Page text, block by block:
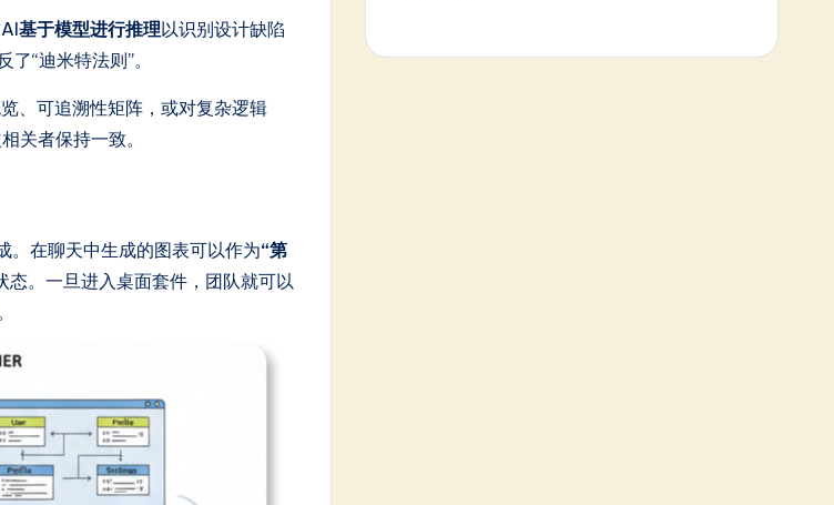
基于模型进行推理以识别设计缺陷
“迪米特法则”。
、可追溯性矩阵，或对复杂逻辑
关者保持一致。
。在聊天中生成的图表可以作为“第
态。一旦进入桌面套件，团队就可以